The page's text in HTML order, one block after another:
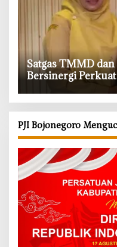
‎Satgas TMMD
Bersinergi
PJI Bojonegoro